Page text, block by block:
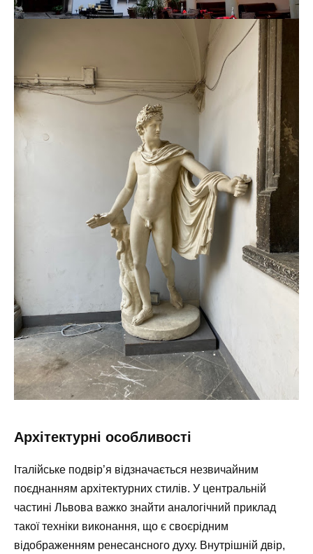
Архітектурні особливості
Італійське подвір’я відзначається незвичайним
поєднанням архітектурних стилів. У центральній
частині Львова важко знайти аналогічний приклад
такої техніки виконання, що є своєрідним
відображенням ренесансного духу. Внутрішній двір,